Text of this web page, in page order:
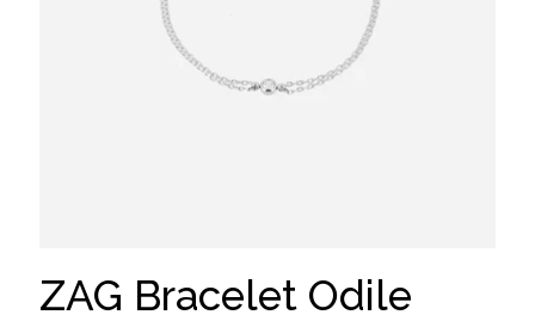
ZAG Bracelet Odile